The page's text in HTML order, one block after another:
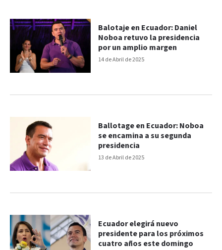
14 de Abril de 2025
Balotaje en Ecuador: Daniel
Noboa retuvo la presidencia
por un amplio margen
13 de Abril de 2025
Ballotage en Ecuador: Noboa
se encamina a su segunda
presidencia
Ecuador elegirá nuevo
presidente para los próximos
cuatro años este domingo